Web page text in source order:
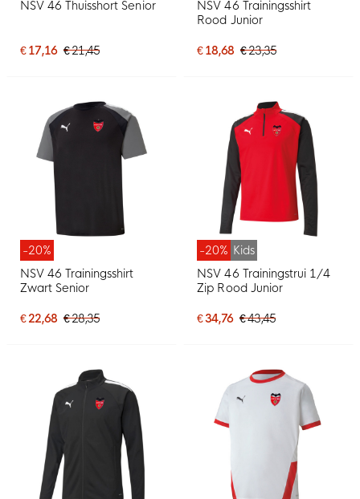
NSV 46 Thuisshort Senior
€ 17,16 € 21,45
NSV 46 Trainingsshirt
Rood Junior
€ 18,68 € 23,35
-20%
NSV 46 Trainingsshirt
Zwart Senior
€ 22,68 € 28,35
-20% Kids
NSV 46 Trainingstrui 1/4
Zip Rood Junior
€ 34,76 € 43,45